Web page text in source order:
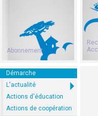
Abonnement
Démarche
L'actualité
Actions d'éducation
Actions de coopération